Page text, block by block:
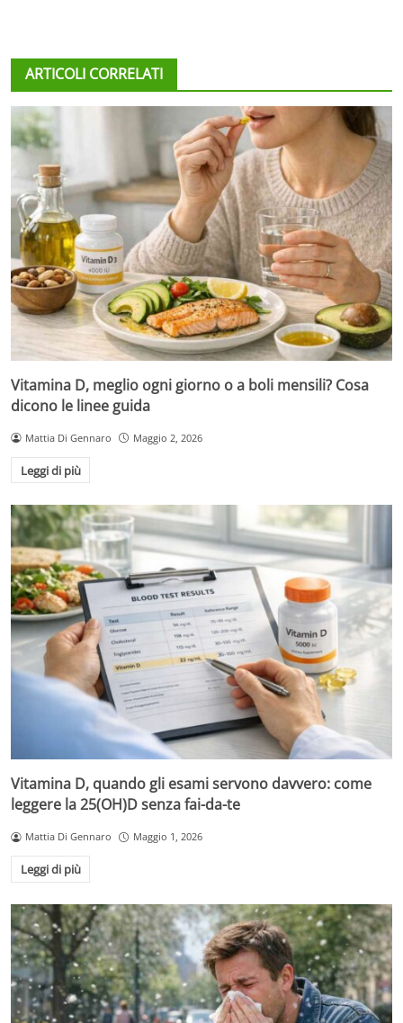
ARTICOLI CORRELATI
Vitamina D, meglio ogni giorno o a boli mensili? Cosa
dicono le linee guida
Mattia Di Gennaro Maggio 2, 2026
Leggi di più
Vitamina D, quando gli esami servono davvero: come
leggere la 25(OH)D senza fai-da-te
Mattia Di Gennaro Maggio 1, 2026
Leggi di più